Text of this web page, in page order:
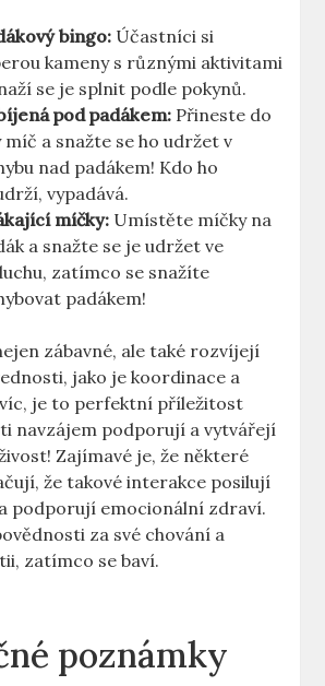
bingo: Účastníci si
kameny s různými aktivitami
se je splnit podle pokynů.
pod padákem: Přineste do
míč a snažte se ho udržet v
nad padákem! Kdo ho
vypadává.
míčky: Umístěte míčky na
a snažte se je udržet ve
zatímco se snažíte
padákem!
zábavné, ale také rozvíjejí
jako je koordinace a
je to perfektní příležitost
navzájem podporují a vytvářejí
Zajímavé je, že některé
že takové interakce posilují
podporují emocionální zdraví.
za své chování a
zatímco se baví.
poznámky